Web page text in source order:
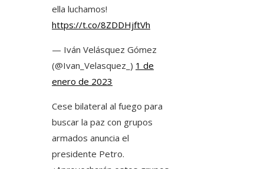
ella luchamos!
https://t.co/8ZDDHjftVh
— Iván Velásquez Gómez
(@Ivan_Velasquez_) 1 de
enero de 2023
Cese bilateral al fuego para
buscar la paz con grupos
armados anuncia el
presidente Petro.